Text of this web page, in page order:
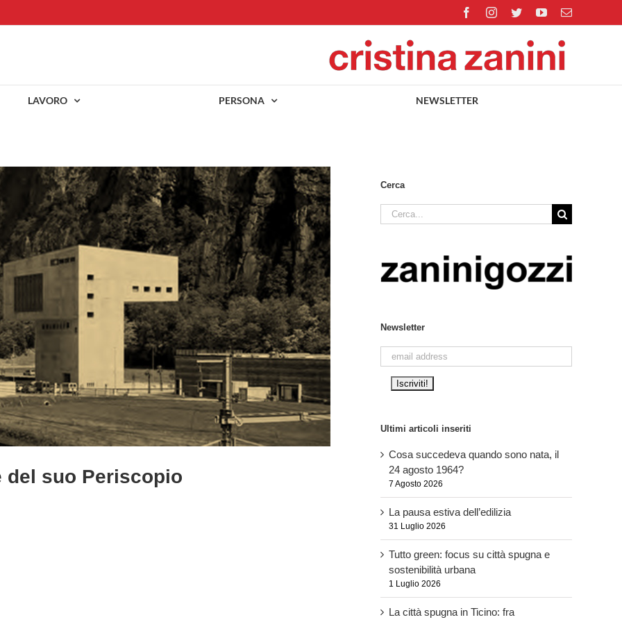
FacebookInstagram
TwitterYouTubeEmail
LAVORO PERSONA NEWSLETTER
del suo Periscopio
Cerca
Cerca
per:
Newsletter
Ultimi articoli inseriti
Cosa succedeva quando sono nata, il
24 agosto 1964?
7 Agosto 2026
La pausa estiva dell’edilizia
31 Luglio 2026
Tutto green: focus su città spugna e
sostenibilità urbana
1 Luglio 2026
La città spugna in Ticino: fra